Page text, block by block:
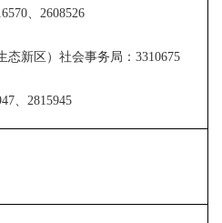
、2608526
态新区）社会事务局： 3310675
、2815945